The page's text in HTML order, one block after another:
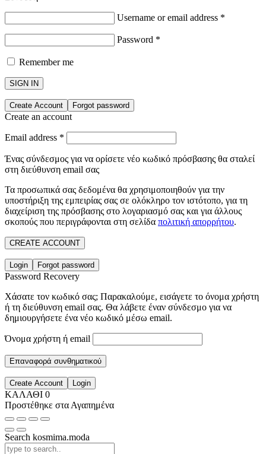
Username or email address *
Password *
Remember me
SIGN IN
Create Account Forgot password
Create an account
Email address *
Ένας σύνδεσμος για να ορίσετε νέο κωδικό πρόσβασης θα σταλεί
στη διεύθυνση email σας
Τα προσωπικά σας δεδομένα θα χρησιμοποιηθούν για την
υποστήριξη της εμπειρίας σας σε ολόκληρο τον ιστότοπο, για τη
διαχείριση της πρόσβασης στο λογαριασμό σας και για άλλους
σκοπούς που περιγράφονται στη σελίδα πολιτική απορρήτου.
CREATE ACCOUNT
Login Forgot password
Password Recovery
Χάσατε τον κωδικό σας; Παρακαλούμε, εισάγετε το όνομα χρήστη
ή τη διεύθυνση email σας. Θα λάβετε έναν σύνδεσμο για να
δημιουργήσετε ένα νέο κωδικό μέσω email.
Όνομα χρήστη ή email
Επαναφορά συνθηματικού
Create Account Login
ΚΑΛΑΘΙ 0
Προστέθηκε στα Αγαπημένα
Search kosmima.moda